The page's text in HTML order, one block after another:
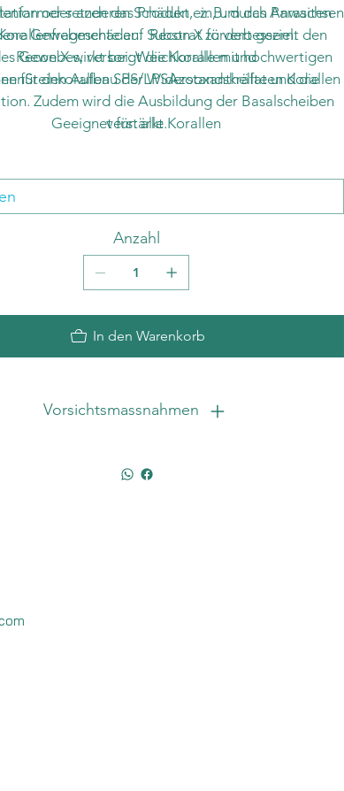
oder anderen Schäden, z. B. durch Parasiten
Gewebeschäden. Recon X fördert gezielt den
Gewebes, versorgt die Koralle mit hochwertigen
für den Aufbau der Widerstandskräfte und die
Zudem wird die Ausbildung der Basalscheiben
verstärkt.
setzen das Produkt ein, um das Anwachsen
auf Substrat zu verbessern.
Recon X wirkt bei: Weichkorallen und
SPS/LPSAzooxanthellaten Korallen
Geeignet für: alle Korallen
Anzahl
In den Warenkorb
Vorsichtsmassnahmen